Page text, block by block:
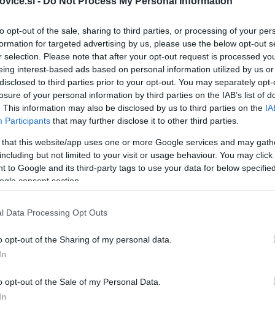
opt-out of the sale, sharing to third parties, or processing of your
for targeted advertising by us, please use the below opt-out
selection. Please note that after your opt-out request is processed
interest-based ads based on personal information utilized by us
to third parties prior to your opt-out. You may separately
of your personal information by third parties on the IAB’s list of
This information may also be disclosed by us to third parties on the
Participants that may further disclose it to other third parties.
that this website/app uses one or more Google services and may
but not limited to your visit or usage behaviour. You may
to Google and its third-party tags to use your data for below
consent section.
Data Processing Opt Outs
opt-out of the Sharing of my personal data.
opt-out of the Sale of my Personal Data.
Med nominiranci za Jenkovo nagrado tudi
Miloševič
NOVICE
Dijaki Srednje šole Slovenj Gradec in Muta